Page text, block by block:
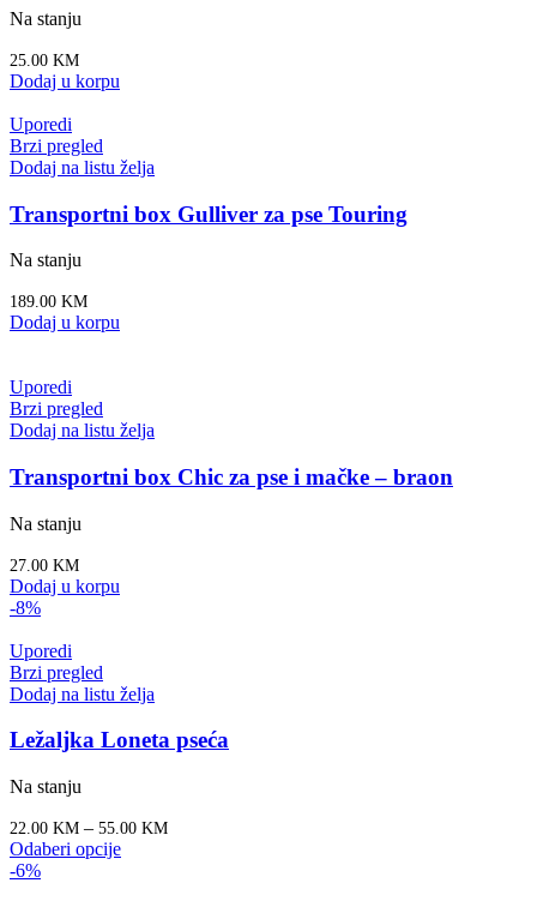
Na stanju
25.00 KM
Dodaj u korpu
Uporedi
Brzi pregled
Dodaj na listu želja
Transportni box Gulliver za pse Touring
Na stanju
189.00 KM
Dodaj u korpu
Uporedi
Brzi pregled
Dodaj na listu želja
Transportni box Chic za pse i mačke – braon
Na stanju
27.00 KM
Dodaj u korpu
-8%
Uporedi
Brzi pregled
Dodaj na listu želja
Ležaljka Loneta pseća
Na stanju
22.00 KM – 55.00 KM
Odaberi opcije
-6%